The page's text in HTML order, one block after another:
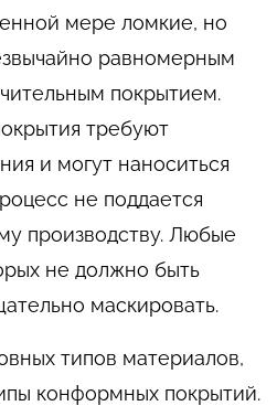
мере ломкие, но
равномерным
покрытием.
требуют
и могут наноситься
не поддается
производству. Любые
не должно быть
маскировать.
типов материалов,
конформных покрытий.